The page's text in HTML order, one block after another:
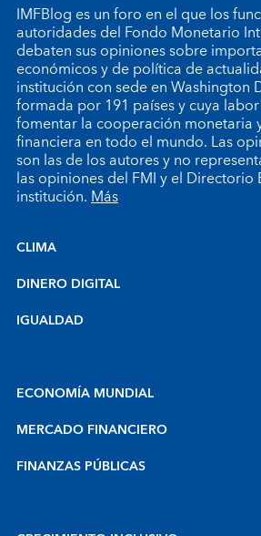
IMFBlog es un foro en el que los
autoridades del Fondo Monetario
debaten sus opiniones sobre
económicos y de política de
institución con sede en Washington
formada por 191 países y cuya
fomentar la cooperación monetaria
financiera en todo el mundo. Las
son las de los autores y no
las opiniones del FMI y el Directorio
institución.Más
CLIMA
DINERO DIGITAL
IGUALDAD
ECONOMÍA MUNDIAL
MERCADO FINANCIERO
FINANZAS PÚBLICAS